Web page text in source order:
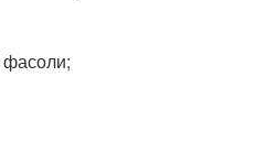
фасоли;